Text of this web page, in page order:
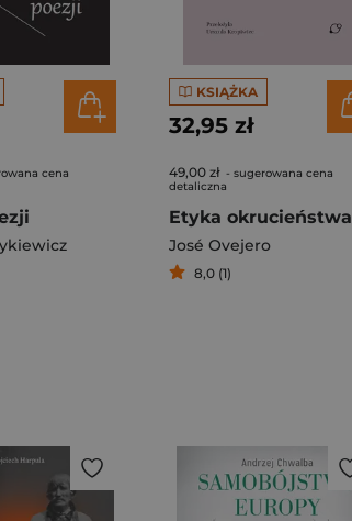
cena
KSIĄŻKA
32,95 zł
49,00 zł - sugerowana cena
detaliczna
Etyka okrucieństwa
José Ovejero
8,0 (1)